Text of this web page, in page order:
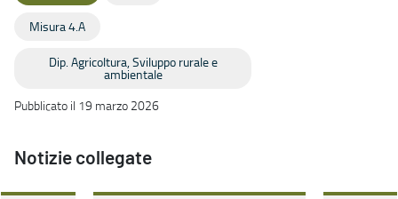
Misura 4.A
Dip. Agricoltura, Sviluppo rurale e
ambientale
Pubblicato il 19 marzo 2026
Notizie collegate